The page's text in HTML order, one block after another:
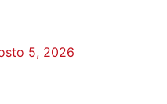
5, 2026